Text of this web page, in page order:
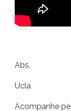
Abs,
Ucla
Acompanhe